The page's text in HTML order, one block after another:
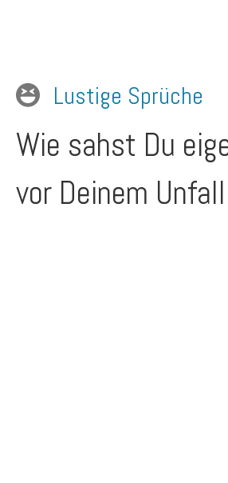
Lustige Sprüche
Wie sahst Du
vor Deinem